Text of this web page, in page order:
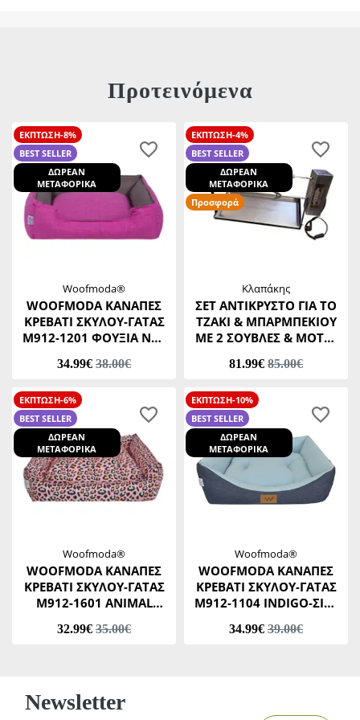
Προτεινόμενα
ΕΚΠΤΩΣΗ-8%
BEST SELLER
ΔΩΡΕΑΝ
ΜΕΤΑΦΟΡΙΚΑ
Woofmoda®
WOOFMODA ΚΑΝΑΠΕΣ
ΚΡΕΒΑΤΙ ΣΚΥΛΟΥ-ΓΑΤΑΣ
Μ912-1201 ΦΟΥΞΙΑ No3
34.99€ 38.00€
ΕΚΠΤΩΣΗ-4%
BEST SELLER
ΔΩΡΕΑΝ
ΜΕΤΑΦΟΡΙΚΑ
Προσφορά
Κλαπάκης
ΣΕΤ ΑΝΤΙΚΡΥΣΤΟ ΓΙΑ ΤΟ
ΤΖΑΚΙ & ΜΠΑΡΜΠΕΚΙΟΥ
ΜΕ 2 ΣΟΥΒΛΕΣ & ΜΟΤΕΡ
81.99€ 85.00€
ΕΚΠΤΩΣΗ-6%
BEST SELLER
ΔΩΡΕΑΝ
ΜΕΤΑΦΟΡΙΚΑ
Woofmoda®
WOOFMODA ΚΑΝΑΠΕΣ
ΚΡΕΒΑΤΙ ΣΚΥΛΟΥ-ΓΑΤΑΣ
Μ912-1601 ANIMAL
CM
32.99€ 35.00€
ΕΚΠΤΩΣΗ-10%
BEST SELLER
ΔΩΡΕΑΝ
ΜΕΤΑΦΟΡΙΚΑ
Woofmoda®
WOOFMODA ΚΑΝΑΠΕΣ
ΚΡΕΒΑΤΙ ΣΚΥΛΟΥ-ΓΑΤΑΣ
Μ912-1104 INDIGO-ΣΙΕΛ
34.99€ 39.00€
Newsletter